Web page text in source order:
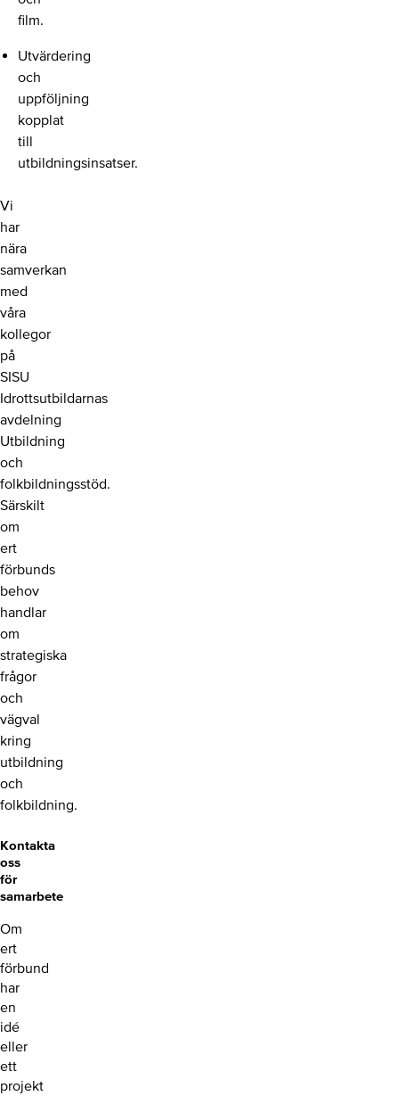
film.
Utvärdering
och
uppföljning
kopplat
till
utbildningsinsatser.
Vi
har
nära
samverkan
med
våra
kollegor
på
SISU
Idrottsutbildarnas
avdelning
Utbildning
och
folkbildningsstöd.
Särskilt
om
ert
förbunds
behov
handlar
om
strategiska
frågor
och
vägval
kring
utbildning
och
folkbildning.
Kontakta
oss
för
samarbete
Om
ert
förbund
har
en
idé
eller
ett
projekt